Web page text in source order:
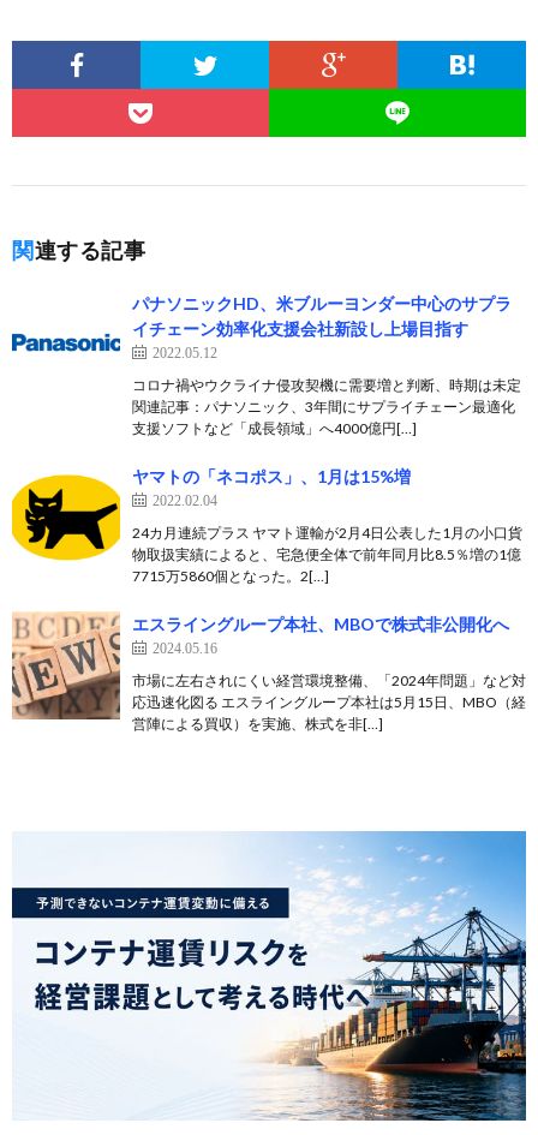
関連する記事
パナソニックHD、米ブルーヨンダー中心のサプラ
イチェーン効率化支援会社新設し上場目指す
2022.05.12
コロナ禍やウクライナ侵攻契機に需要増と判断、時期は未定
関連記事：パナソニック、3年間にサプライチェーン最適化
支援ソフトなど「成長領域」へ4000億円[…]
ヤマトの「ネコポス」、1月は15%増
2022.02.04
24カ月連続プラス ヤマト運輸が2月4日公表した1月の小口貨
物取扱実績によると、宅急便全体で前年同月比8.5％増の1億
7715万5860個となった。2[…]
エスライングループ本社、MBOで株式非公開化へ
2024.05.16
市場に左右されにくい経営環境整備、「2024年問題」など対
応迅速化図る エスライングループ本社は5月15日、MBO（経
営陣による買収）を実施、株式を非[…]